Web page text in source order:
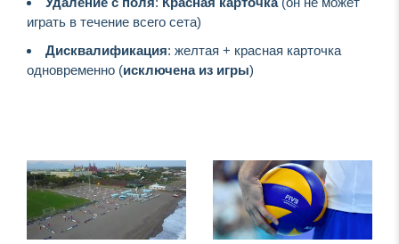
играть в течение всего сета)
Дисквалификация: желтая + красная карточка
одновременно (исключена из игры)